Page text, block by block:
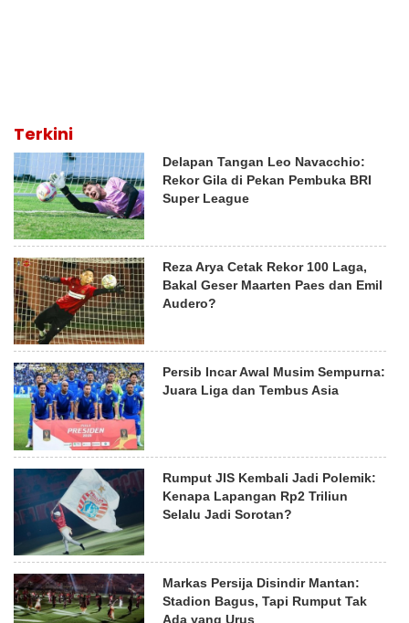
Terkini
Delapan Tangan Leo Navacchio:
Rekor Gila di Pekan Pembuka BRI
Super League
Reza Arya Cetak Rekor 100 Laga,
Bakal Geser Maarten Paes dan Emil
Audero?
Persib Incar Awal Musim Sempurna:
Juara Liga dan Tembus Asia
Rumput JIS Kembali Jadi Polemik:
Kenapa Lapangan Rp2 Triliun
Selalu Jadi Sorotan?
Markas Persija Disindir Mantan:
Stadion Bagus, Tapi Rumput Tak
Ada yang Urus